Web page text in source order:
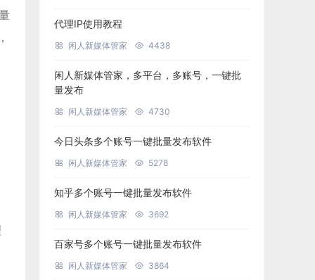
代理IP使用教程
闲人新媒体管家 4438
闲人新媒体管家，多平台，多账号，一键批
量发布
闲人新媒体管家 4730
今日头条多个账号一键批量发布软件
闲人新媒体管家 5278
知乎多个账号一键批量发布软件
闲人新媒体管家 3692
百家号多个账号一键批量发布软件
闲人新媒体管家 3864